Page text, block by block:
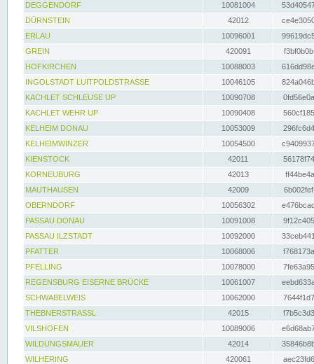
DEGGENDORF
10081004
DÜRNSTEIN
42012
ERLAU
10096001
GREIN
420091
HOFKIRCHEN
10088003
INGOLSTADT LUITPOLDSTRASSE
10046105
KACHLET SCHLEUSE UP
10090708
KACHLET WEHR UP
10090408
KELHEIM DONAU
10053009
KELHEIMWINZER
10054500
KIENSTOCK
42011
KORNEUBURG
42013
MAUTHAUSEN
42009
OBERNDORF
10056302
PASSAU DONAU
10091008
PASSAU ILZSTADT
10092000
PFATTER
10068006
PFELLING
10078000
REGENSBURG EISERNE BRÜCKE
10061007
SCHWABELWEIS
10062000
THEBNERSTRASSL
42015
VILSHOFEN
10089006
WILDUNGSMAUER
42014
WILHERING
420061